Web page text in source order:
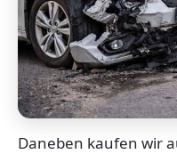
Daneben kaufen wir